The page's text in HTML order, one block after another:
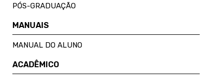
PÓS-GRADUAÇÃO
MANUAIS
MANUAL DO ALUNO
ACADÊMICO